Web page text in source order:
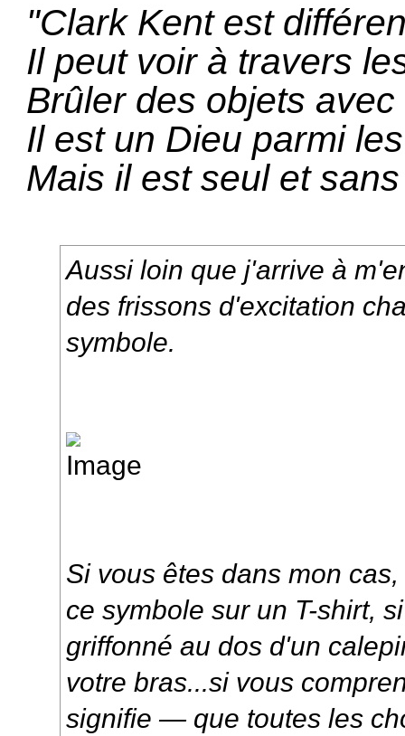
"Clark Kent est
Il peut voir à travers
Brûler des objets
Il est un Dieu parmi
Mais il est seul et
Aussi loin que j'arrive à
des frissons d'excitation
symbole.
Si vous êtes dans mon
ce symbole sur un T-shirt,
griffonné au dos d'un
votre bras...si vous
signifie — que toutes les